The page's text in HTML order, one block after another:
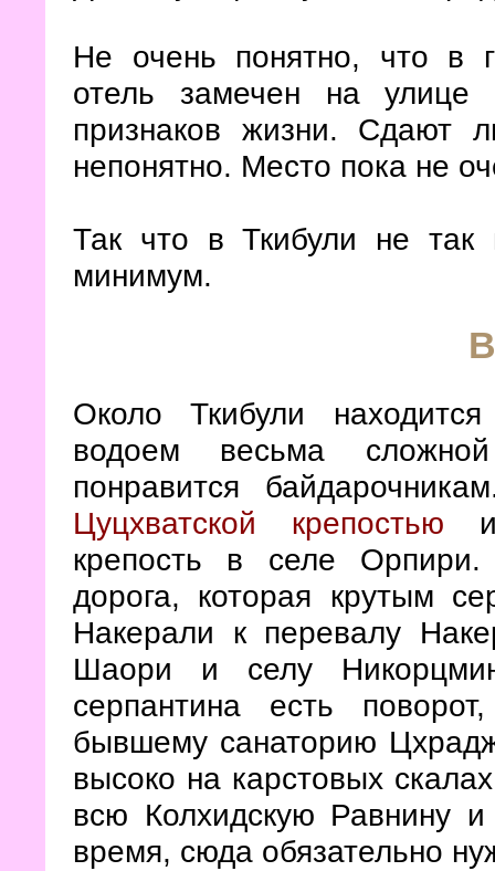
Не очень понятно, что в
отель замечен на
признаков жизни. Сдают
непонятно. Место пока не
Так что в Ткибули не так
минимум.
Около Ткибули
водоем весьма
понравится
Цуцхватской крепостью и
крепость в селе
дорога, которая крутым
Накерали к перевалу
Шаори и селу
серпантина есть
бывшему санаторию
высоко на карстовых
всю Колхидскую Равнину
время, сюда обязательно